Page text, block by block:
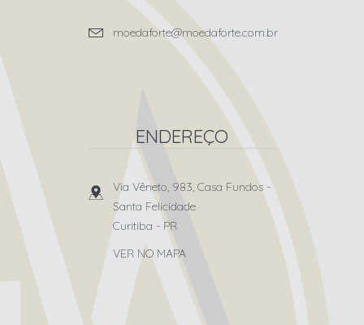
moedaforte@moedaforte.com.br
ENDEREÇO
Via Vêneto, 983, Casa Fundos -
Santa Felicidade
Curitiba - PR
VER NO MAPA